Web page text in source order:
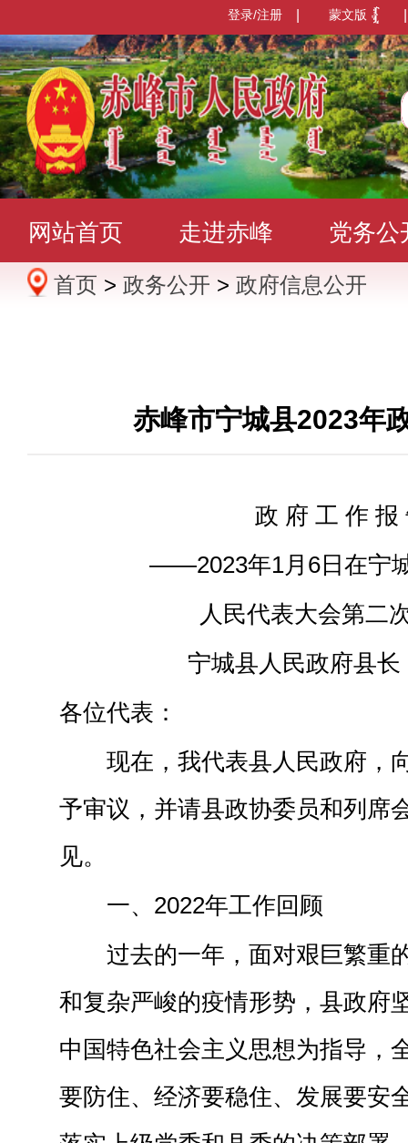
蒙文版
登录/注册
网站首页 走进赤峰 党务公
办事服务 政民互动 数据发
首页 > 政务公开 > 政府信息公开
赤峰市宁城县2023年
政 府 工 作 报
——2023年1月6日在宁
人民代表大会第二
宁城县人民政府县
各位代表：
现在，我代表县人民政府，
予审议，并请县政协委员和列席
见。
一、2022年工作回顾
过去的一年，面对艰巨繁重
和复杂严峻的疫情形势，县政府
中国特色社会主义思想为指导，
要防住、经济要稳住、发展要安